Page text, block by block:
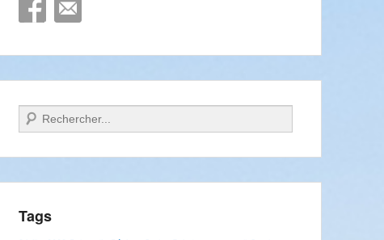
Recherche
Tags